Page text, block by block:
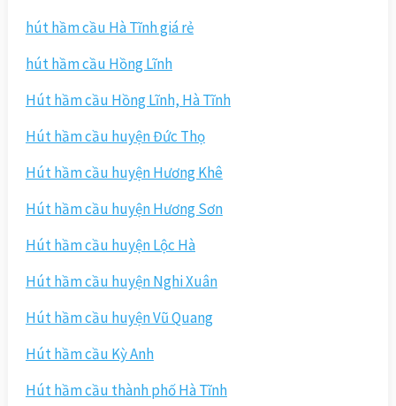
hút hầm cầu Hà Tĩnh giá rẻ
hút hầm cầu Hồng Lĩnh
Hút hầm cầu Hồng Lĩnh, Hà Tĩnh
Hút hầm cầu huyện Đức Thọ
Hút hầm cầu huyện Hương Khê
Hút hầm cầu huyện Hương Sơn
Hút hầm cầu huyện Lộc Hà
Hút hầm cầu huyện Nghi Xuân
Hút hầm cầu huyện Vũ Quang
Hút hầm cầu Kỳ Anh
Hút hầm cầu thành phố Hà Tĩnh